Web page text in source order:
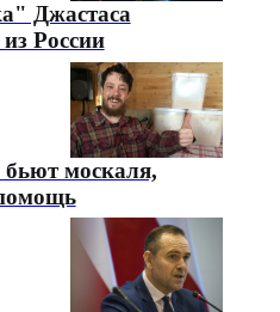
Джастаса
России
москаля,